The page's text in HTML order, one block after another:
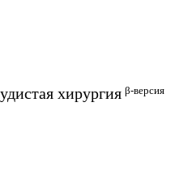
хирургия β-версия